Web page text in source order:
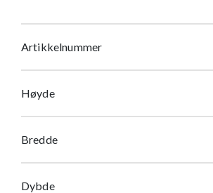
Artikkelnummer
Høyde
Bredde
Dybde